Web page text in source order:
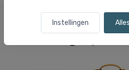
Instellingen